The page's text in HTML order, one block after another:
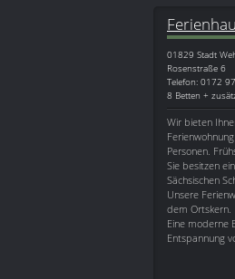
01829 Stadt
Rosenstraße 6
Telefon: 0172
8 Betten +
Wir bieten
Personen.
Sie besitzen
Sächsischen
Unsere
dem Ortskern.
Eine moderne
Entspannung